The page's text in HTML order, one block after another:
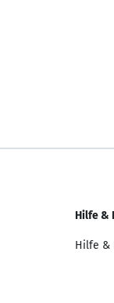
Hilfe &
Hilfe &